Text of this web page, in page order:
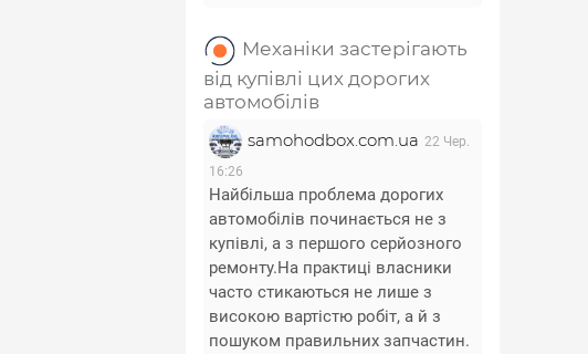
Механіки застерігають
від купівлі цих дорогих
автомобілів
samohodbox.com.ua 22 Чер.
16:26
Найбільша проблема дорогих
автомобілів починається не з
купівлі, а з першого серйозного
ремонту.На практиці власники
часто стикаються не лише з
високою вартістю робіт, а й з
пошуком правильних запчастин.